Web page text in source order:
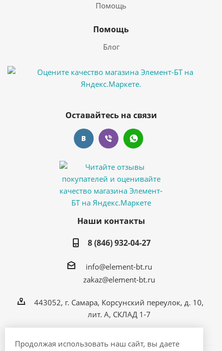
Продолжая использовать наш сайт, вы даете
Помощь
Помощь
Блог
Оставайтесь на связи
Наши контакты
8 (846) 932-04-27
info@element-bt.ru
zakaz@element-bt.ru
443052, г. Самара, Корсунский переулок, д. 10,
лит. А, СКЛАД 1-7